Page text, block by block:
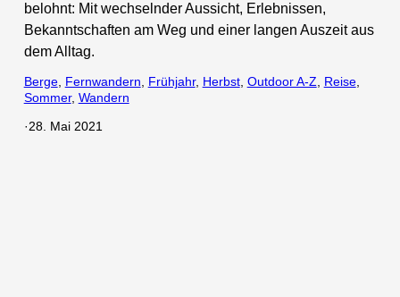
belohnt: Mit wechselnder Aussicht, Erlebnissen,
Bekanntschaften am Weg und einer langen Auszeit aus
dem Alltag.
Berge, Fernwandern, Frühjahr, Herbst, Outdoor A-Z, Reise
Sommer, Wandern
·28. Mai 2021